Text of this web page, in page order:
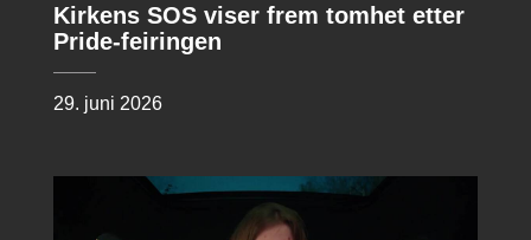
Kirkens SOS viser frem tomhet etter
Pride-feiringen
29. juni 2026